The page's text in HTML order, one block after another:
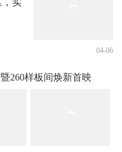
04-06
260样板间焕新首映